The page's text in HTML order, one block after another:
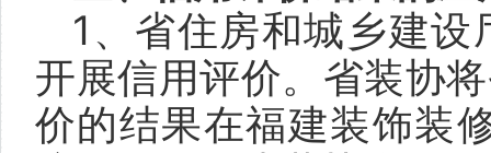
1、省住房和城乡建
开展信用评价。省装协
价的结果在福建装饰装